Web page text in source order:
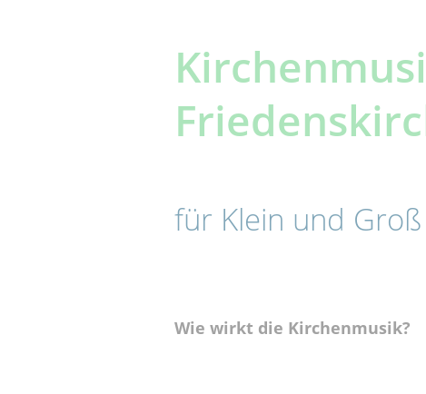
für Klein und Groß
Wie wirkt die Kirchenmusik?